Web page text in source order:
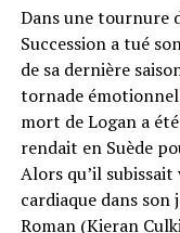
Dans une tournure
Succession a tué
de sa dernière
tornade
mort de Logan a
rendait en Suède
Alors qu’il
cardiaque dans
Roman (Kieran